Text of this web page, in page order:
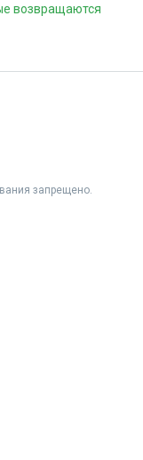
возвращаются
запрещено.